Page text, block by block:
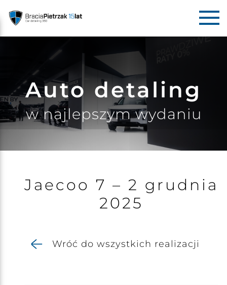
Auto detaling
w najlepszym wydaniu
Jaecoo 7 – 2 grudnia
2025
Wróć do wszystkich realizacji